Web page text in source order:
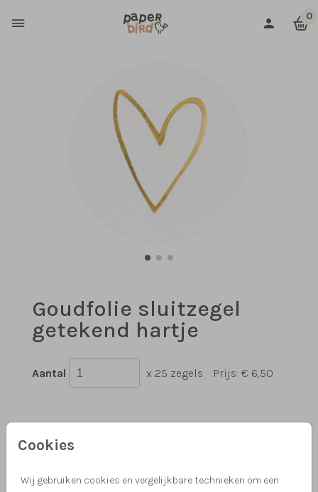
0
Cookies
Wij gebruiken cookies en vergelijkbare technieken om een
Goudfolie sluitzegel
getekend hartje
Aantal x 25 zegels Prijs: € 6,50
Hulp nodig, we helpen je graag!
Meer dan 15 jaar ervaring in drukwerk